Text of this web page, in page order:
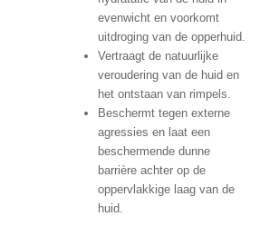
evenwicht en voorkomt
uitdroging van de opperhuid.
Vertraagt ​​de natuurlijke
veroudering van de huid en
het ontstaan ​​van rimpels.
Beschermt tegen externe
agressies en laat een
beschermende dunne
barrière achter op de
oppervlakkige laag van de
huid.